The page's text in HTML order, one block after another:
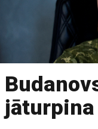
jāturpina